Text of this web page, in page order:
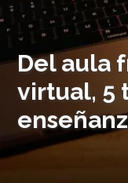
Del aula
virtual, 5